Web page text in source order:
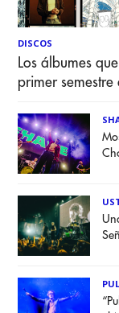
DISCOS
Los álbumes
primer